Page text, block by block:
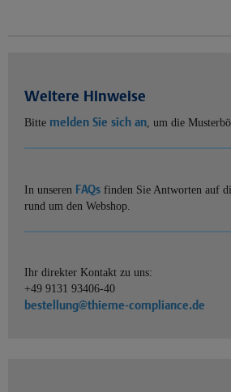
Weitere Hinweise
Bitte melden Sie sich an, um die
In unseren FAQs finden Sie Antworten auf
rund um den Webshop.
Ihr direkter Kontakt zu uns:
+49 9131 93406-40
bestellung@thieme-compliance.de